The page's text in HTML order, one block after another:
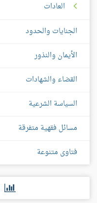
العادات
الجنايات والحدود
الأيمان والنذور
القضاء والشهادات
السياسة الشرعية
مسائل فقهية متفرقة
فتاوى متنوعة